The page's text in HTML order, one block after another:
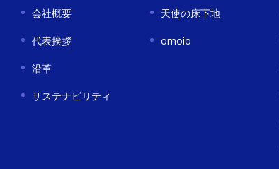
会社概要
代表挨拶
沿革
サステナビリティ
天使の床下地
omoio